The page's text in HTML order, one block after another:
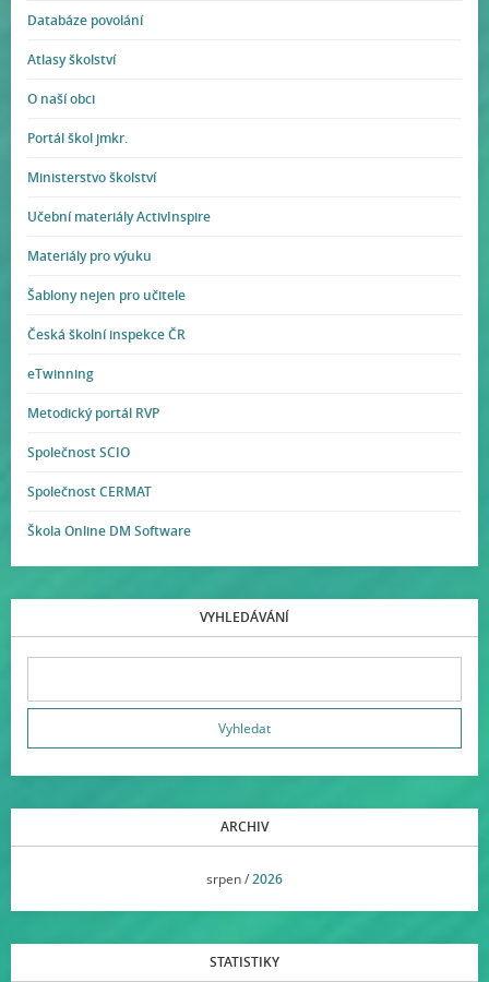
Databáze povolání
Atlasy školství
O naší obci
Portál škol jmkr.
Ministerstvo školství
Učební materiály ActivInspire
Materiály pro výuku
Šablony nejen pro učitele
Česká školní inspekce ČR
eTwinning
Metodický portál RVP
Společnost SCIO
Společnost CERMAT
Škola Online DM Software
VYHLEDÁVÁNÍ
ARCHIV
srpen /2026
STATISTIKY